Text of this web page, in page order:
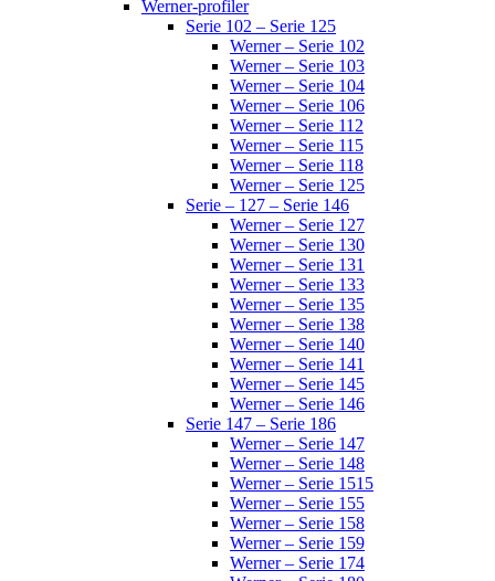
Werner-profiler
Serie 102 – Serie 125
Werner – Serie 102
Werner – Serie 103
Werner – Serie 104
Werner – Serie 106
Werner – Serie 112
Werner – Serie 115
Werner – Serie 118
Werner – Serie 125
Serie – 127 – Serie 146
Werner – Serie 127
Werner – Serie 130
Werner – Serie 131
Werner – Serie 133
Werner – Serie 135
Werner – Serie 138
Werner – Serie 140
Werner – Serie 141
Werner – Serie 145
Werner – Serie 146
Serie 147 – Serie 186
Werner – Serie 147
Werner – Serie 148
Werner – Serie 1515
Werner – Serie 155
Werner – Serie 158
Werner – Serie 159
Werner – Serie 174